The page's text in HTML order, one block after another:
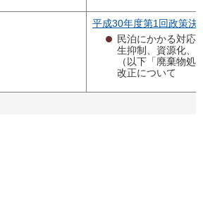
平成30年度第1回政策決
民泊にかかる対応
生抑制、資源化、
（以下「廃棄物処
改正について